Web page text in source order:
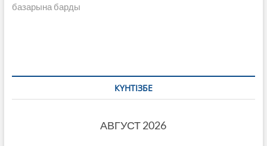
базарына барды
КҮНТІЗБЕ
АВГУСТ 2026